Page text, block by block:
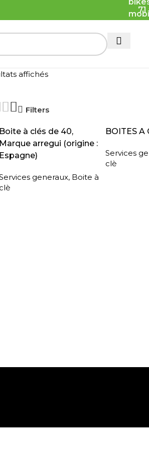
71
affichés
Filters
LIRE LA SUITE
Boite à clés de 40,
Marque arregui (origine :
Espagne)
generaux, Boite à
clè
LIRE LA
BOITES A
Services
clè